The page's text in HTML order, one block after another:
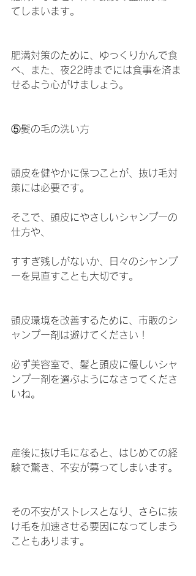
てしまいます。
肥満対策のために、ゆっくりかんで食
べ、また、夜22時までには食事を済ま
せるよう心がけましょう。
⑤髪の毛の洗い方
頭皮を健やかに保つことが、抜け毛対
策には必要です。
そこで、頭皮にやさしいシャンプーの
仕方や、
すすぎ残しがないか、日々のシャンプ
ーを見直すことも大切です。
頭皮環境を改善するために、市販のシ
ャンプー剤は避けてください！
必ず美容室で、髪と頭皮に優しいシャ
ンプー剤を選ぶようになさってくださ
いね。
産後に抜け毛になると、はじめての経
験で驚き、不安が募ってしまいます。
その不安がストレスとなり、さらに抜
け毛を加速させる要因になってしまう
こともあります。